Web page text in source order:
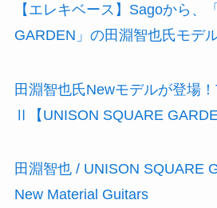
【エレキベース】Sagoから、
GARDEN」の田淵智也氏モデ
田淵智也氏Newモデルが登場
Ⅱ【UNISON SQUARE
田淵智也 / UNISON SQUARE
New Material Guitars